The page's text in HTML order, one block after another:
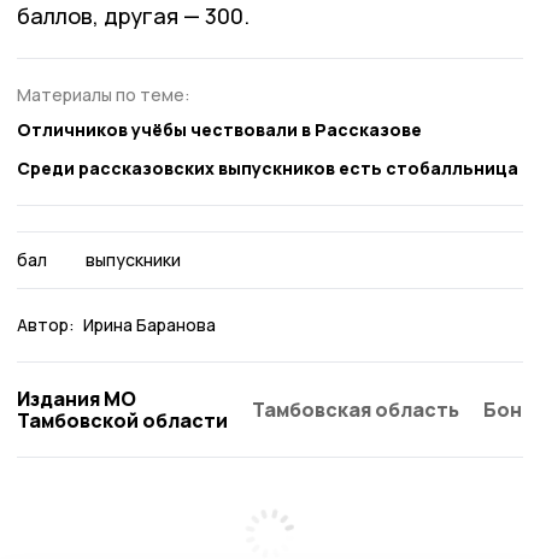
баллов, другая — 300.
Материалы по теме:
Отличников учёбы чествовали в Рассказове
Среди рассказовских выпускников есть стобалльница
бал выпускники
Автор: Ирина Баранова
Издания МО
Тамбовской области
Тамбовская область